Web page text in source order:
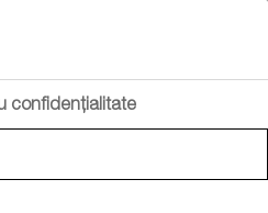
confidențialitate